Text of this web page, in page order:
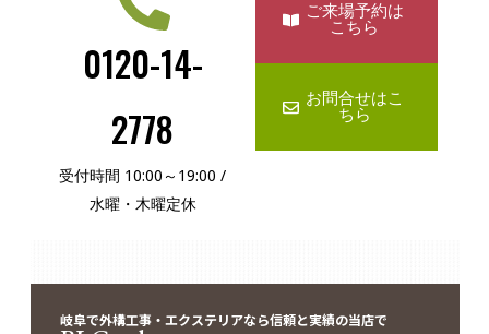
0120-14-
2778
受付時間 10:00～19:00 /
水曜・木曜定休
ご来場予約は
こちら
お問合せはこ
ちら
岐阜で外構工事・エクステリアなら信頼と実績の当店で